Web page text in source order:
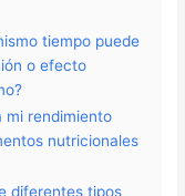
tiempo puede
o efecto
mi rendimiento
nutricionales
diferentes tipos